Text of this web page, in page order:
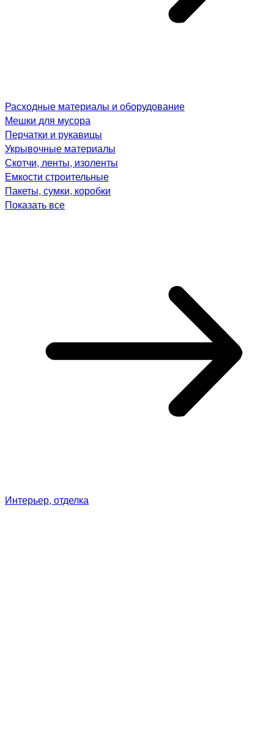
Расходные материалы и оборудование
Мешки для мусора
Перчатки и рукавицы
Укрывочные материалы
Скотчи, ленты, изоленты
Емкости строительные
Пакеты, сумки, коробки
Показать все
Интерьер, отделка